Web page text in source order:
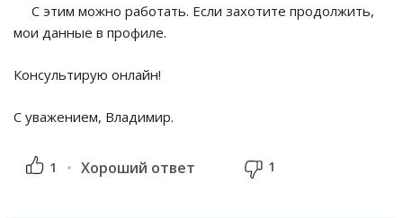
С этим можно работать. Если захотите продолжить,
мои данные в профиле.
Консультирую онлайн!
С уважением, Владимир.
1 Хороший ответ 1